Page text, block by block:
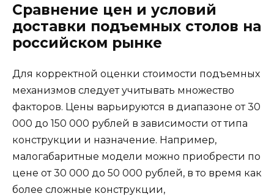
Сравнение цен и условий
доставки подъемных столов на
российском рынке
Для корректной оценки стоимости подъемных
механизмов следует учитывать множество
факторов. Цены варьируются в диапазоне от 30
000 до 150 000 рублей в зависимости от типа
конструкции и назначение. Например,
малогабаритные модели можно приобрести по
цене от 30 000 до 50 000 рублей, в то время как
более сложные конструкции,